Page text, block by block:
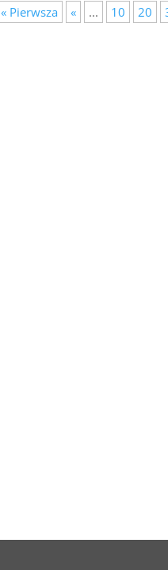
« Pierwsza « ... 10 20